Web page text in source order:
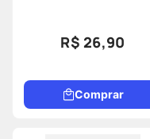
R$ 26,90
Comprar